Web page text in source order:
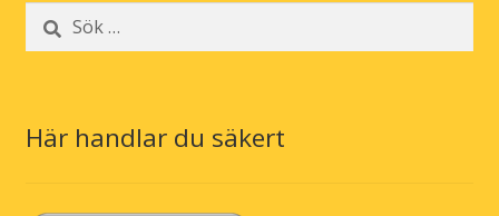
Sök
efter:
Här handlar du säkert